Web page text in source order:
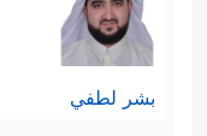
المرحلة
وتأييده له
بشر لطفي